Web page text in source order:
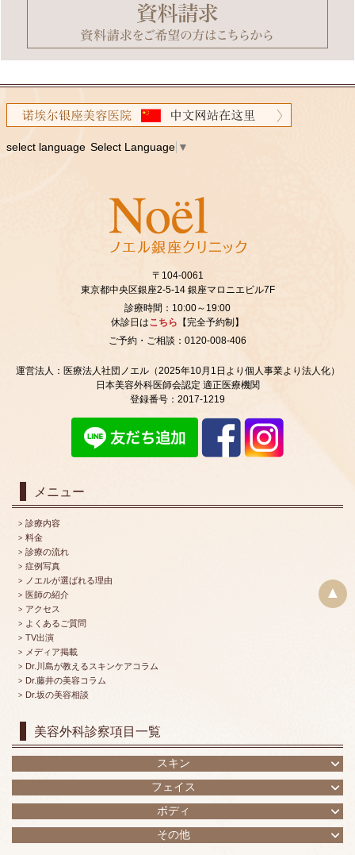
select language Select Language ▼
〒104-0061
東京都中央区銀座2‐5‐14 銀座マロニエビル7F
診療時間：10:00～19:00
休診日はこちら 【完全予約制】
ご予約・ご相談：0120-008-406
運営法人：医療法人社団ノエル（2025年10月1日より個人事業より法人化）
日本美容外科医師会認定 適正医療機関
登録番号：2017-1219
メニュー
診療内容
料金
診療の流れ
症例写真
ノエルが選ばれる理由
医師の紹介
アクセス
よくあるご質問
TV出演
メディア掲載
Dr.川島が教えるスキンケアコラム
Dr.藤井の美容コラム
Dr.坂の美容相談
美容外科診察項目一覧
スキン
フェイス
ボディ
その他
▲